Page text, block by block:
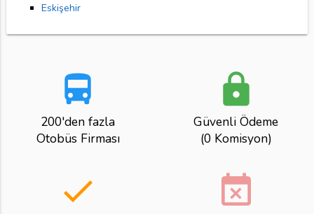
Eskişehir
directions_bus
200'den fazla
Otobüs Firması
lock
Güvenli Ödeme
(0 Komisyon)
done event_busy